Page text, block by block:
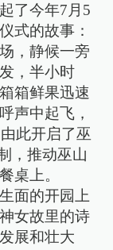
了今年7月5
式的故事：
，静候一旁
，半小时
箱鲜果迅速
声中起飞，
此开启了巫
，推动巫山
桌上。
面的开园上
女故里的诗
展和壮大